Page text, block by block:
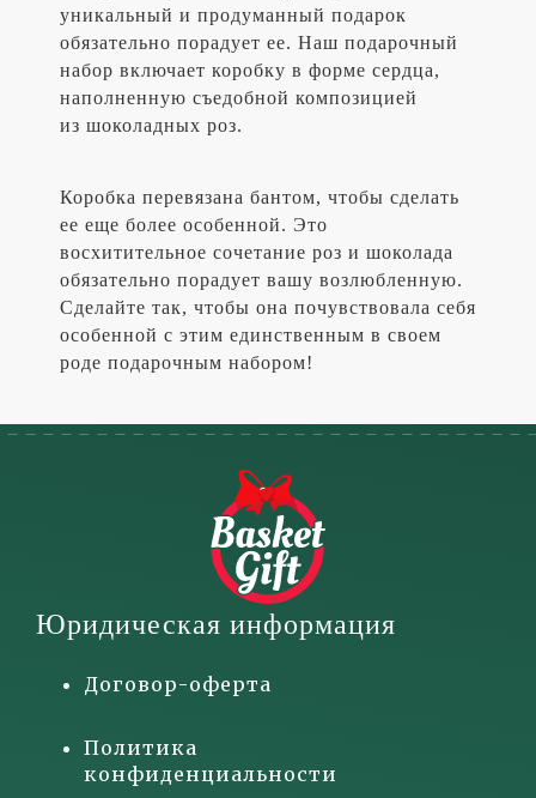
уникальный и продуманный подарок
обязательно порадует ее. Наш подарочный
набор включает коробку в форме сердца,
наполненную съедобной композицией
из шоколадных роз.
Коробка перевязана бантом, чтобы сделать
ее еще более особенной. Это
восхитительное сочетание роз и шоколада
обязательно порадует вашу возлюбленную.
Сделайте так, чтобы она почувствовала себя
особенной с этим единственным в своем
роде подарочным набором!
Юридическая информация
Договор-оферта
Политика
конфиденциальности